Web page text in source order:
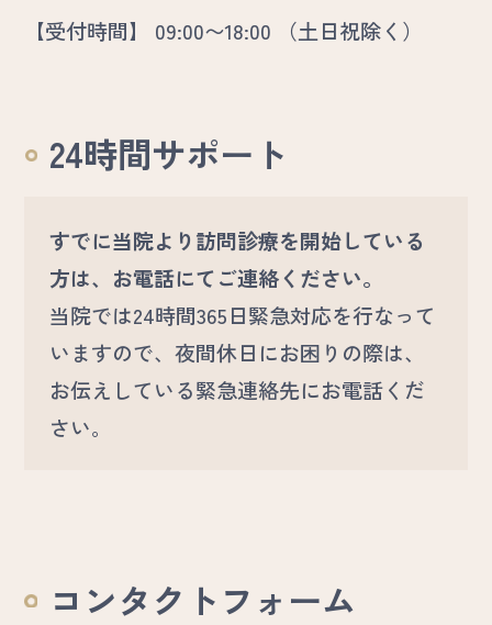
【受付時間】 09:00〜18:00 （土日祝除く）
24時間サポート
すでに当院より訪問診療を開始している
方は、お電話にてご連絡ください。
当院では24時間365日緊急対応を行なって
いますので、夜間休日にお困りの際は、
お伝えしている緊急連絡先にお電話くだ
さい。
コンタクトフォーム